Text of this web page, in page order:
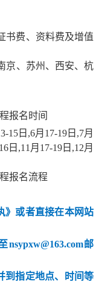
书费、资料费及增值
京、苏州、西安、杭
报名时间
15日,6月17-19日,7月
日,11月17-19日,12月
报名流程
》或者直接在本网站
邮
到指定地点、时间等